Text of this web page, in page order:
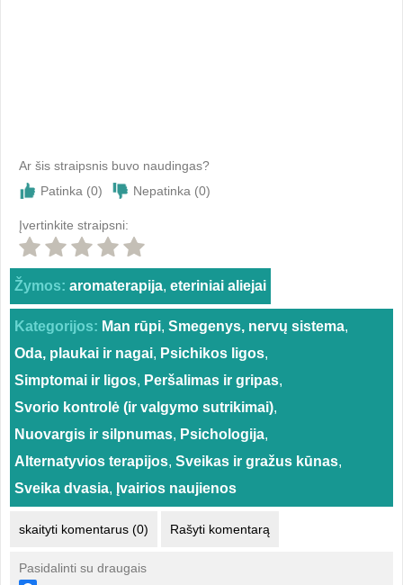
Ar šis straipsnis buvo naudingas?
Patinka (0) Nepatinka (0)
Įvertinkite straipsni:
Žymos: aromaterapija, eteriniai aliejai
Kategorijos: Man rūpi, Smegenys, nervų sistema,
Oda, plaukai ir nagai, Psichikos ligos,
Simptomai ir ligos, Peršalimas ir gripas,
Svorio kontrolė (ir valgymo sutrikimai),
Nuovargis ir silpnumas, Psichologija,
Alternatyvios terapijos, Sveikas ir gražus kūnas,
Sveika dvasia, Įvairios naujienos
skaityti komentarus (0) Rašyti komentarą
Pasidalinti su draugais